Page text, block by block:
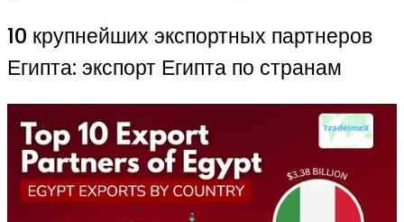
10 крупнейших экспортных партнеров
Египта: экспорт Египта по странам